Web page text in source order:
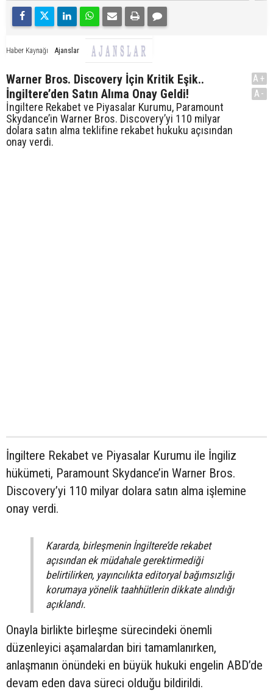
Haber Kaynağı Ajanslar
Warner Bros. Discovery İçin Kritik Eşik..
İngiltere’den Satın Alıma Onay Geldi!
İngiltere Rekabet ve Piyasalar Kurumu, Paramount
Skydance’in Warner Bros. Discovery’yi 110 milyar
dolara satın alma teklifine rekabet hukuku açısından
onay verdi.
A+
A-
İngiltere Rekabet ve Piyasalar Kurumu ile İngiliz
hükümeti, Paramount Skydance’in Warner Bros.
Discovery’yi 110 milyar dolara satın alma işlemine
onay verdi.
Kararda, birleşmenin İngiltere’de rekabet
açısından ek müdahale gerektirmediği
belirtilirken, yayıncılıkta editoryal bağımsızlığı
korumaya yönelik taahhütlerin dikkate alındığı
açıklandı.
Onayla birlikte birleşme sürecindeki önemli
düzenleyici aşamalardan biri tamamlanırken,
anlaşmanın önündeki en büyük hukuki engelin ABD’de
devam eden dava süreci olduğu bildirildi.